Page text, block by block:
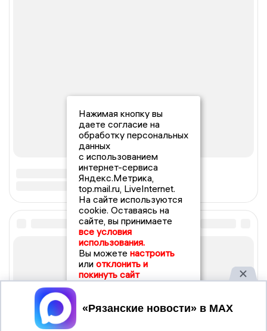
Нажимая кнопку вы
даете согласие на
обработку персональных
данных
с использованием
интернет-сервиса
Яндекс.Метрика,
top.mail.ru, LiveInternet.
На сайте используются
cookie. Оставаясь на
сайте, вы принимаете
все условия
использования.
Вы можете настроить
или отклонить и
покинуть сайт
Принять